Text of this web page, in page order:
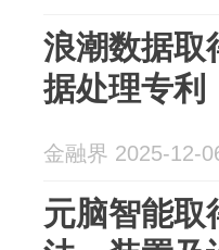
浪潮数据取
据处理专利
金融界 2025-12-
元脑智能取